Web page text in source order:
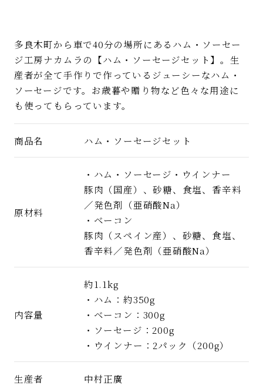
多良木町から車で40分の場所にあるハム・ソーセー
ジ工房ナカムラの【ハム・ソーセージセット】。生
産者が全て手作りで作っているジューシーなハム・
ソーセージです。お歳暮や贈り物など色々な用途に
も使ってもらっています。
商品名 ハム・ソーセージセット
原材料
・ハム・ソーセージ・ウインナー
豚肉（国産）、砂糖、食塩、香辛料
／発色剤（亜硝酸Na）
・ベーコン
豚肉（スペイン産）、砂糖、食塩、
香辛料／発色剤（亜硝酸Na）
内容量
約1.1kg
・ハム：約350g
・ベーコン：300g
・ソーセージ：200g
・ウインナー：2パック（200g）
生産者 中村正廣